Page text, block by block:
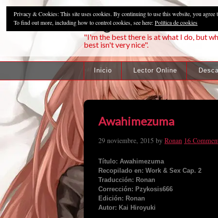
"I'm the best there is at what I do, but
best isn't very nice".
Inicio Lector Online
Awahimezuma
29 noviembre, 2015 by Ronan 16
Título: Awahimezuma
Recopilado en: Work & Sex Cap. 2
Traducción: Ronan
Corrección: Pzykosis666
Edición: Ronan
Autor: Kai Hiroyuki
Privacy & Cookies: This site uses cookies. By continuing to use this website, you agree
To find out more, including how to control cookies, see here:Política de cookies